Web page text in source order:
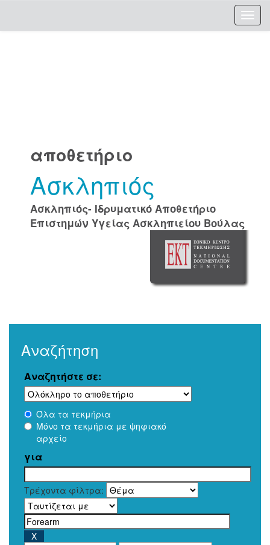
αποθετήριο
Ασκληπιός
Ασκληπιός- Ιδρυματικό Αποθετήριο
Επιστημών Υγείας Ασκληπιείου Βούλας
Αναζήτηση
Αναζητήστε σε:
Όλα τα τεκμήρια
Μόνο τα τεκμήρια με ψηφιακό
αρχείο
για
Τρέχοντα φίλτρα: